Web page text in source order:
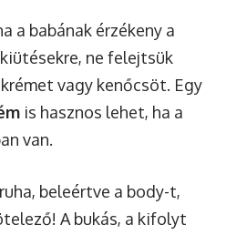
a babának érzékeny a
ne felejtsük
vagy kenőcsöt. Egy
is hasznos lehet, ha a
van.
beleértve a body-t,
A bukás, a kifolyt